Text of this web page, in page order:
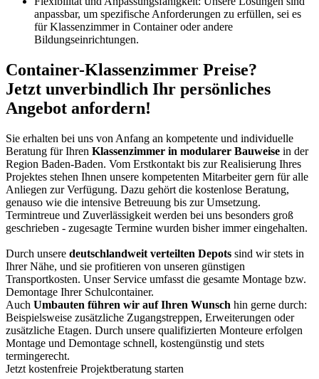
anpassbar, um spezifische Anforderungen zu erfüllen, sei es
für Klassenzimmer in Container oder andere
Bildungseinrichtungen.
Container-Klassenzimmer Preise?
Jetzt unverbindlich Ihr persönliches
Angebot anfordern!
Sie erhalten bei uns von Anfang an kompetente und individuelle
Beratung für Ihren Klassenzimmer in modularer Bauweise in der
Region Baden-Baden. Vom Erstkontakt bis zur Realisierung Ihres
Projektes stehen Ihnen unsere kompetenten Mitarbeiter gern für alle
Anliegen zur Verfügung. Dazu gehört die kostenlose Beratung,
genauso wie die intensive Betreuung bis zur Umsetzung.
Termintreue und Zuverlässigkeit werden bei uns besonders groß
geschrieben - zugesagte Termine wurden bisher immer eingehalten.
Durch unsere deutschlandweit verteilten Depots sind wir stets in
Ihrer Nähe, und sie profitieren von unseren günstigen
Transportkosten. Unser Service umfasst die gesamte Montage bzw.
Demontage Ihrer Schulcontainer.
Auch Umbauten führen wir auf Ihren Wunsch hin gerne durch:
Beispielsweise zusätzliche Zugangstreppen, Erweiterungen oder
zusätzliche Etagen. Durch unsere qualifizierten Monteure erfolgen
Montage und Demontage schnell, kostengünstig und stets
termingerecht.
Jetzt kostenfreie Projektberatung starten